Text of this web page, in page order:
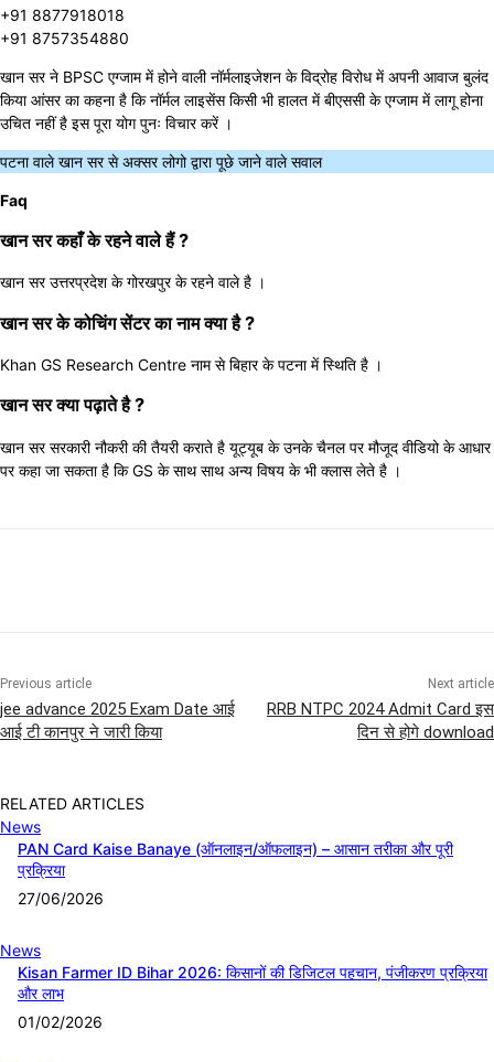
+91 8877918018
+91 8757354880
खान सर ने BPSC एग्जाम में होने वाली नॉर्मलाइजेशन के विद्रोह विरोध में अपनी आवाज बुलंद
किया आंसर का कहना है कि नॉर्मल लाइसेंस किसी भी हालत में बीएससी के एग्जाम में लागू होना
उचित नहीं है इस पूरा योग पुनः विचार करें ।
पटना वाले खान सर से अक्सर लोगो द्वारा पूछे जाने वाले सवाल
Faq
खान सर कहाँ के रहने वाले हैं ?
खान सर उत्तरप्रदेश के गोरखपुर के रहने वाले है ।
खान सर के कोचिंग सेंटर का नाम क्या है ?
Khan GS Research Centre नाम से बिहार के पटना में स्थिति है ।
खान सर क्या पढ़ाते है ?
खान सर सरकारी नौकरी की तैयरी कराते है यूट्यूब के उनके चैनल पर मौजूद वीडियो के आधार
पर कहा जा सकता है कि GS के साथ साथ अन्य विषय के भी क्लास लेते है ।
Previous article
jee advance 2025 Exam Date आई
आई टी कानपुर ने जारी किया
Next article
RRB NTPC 2024 Admit Card इस
दिन से होगे download
RELATED ARTICLES
News
PAN Card Kaise Banaye (ऑनलाइन/ऑफलाइन) – आसान तरीका और पूरी
प्रक्रिया
27/06/2026
News
Kisan Farmer ID Bihar 2026: किसानों की डिजिटल पहचान, पंजीकरण प्रक्रिया
और लाभ
01/02/2026